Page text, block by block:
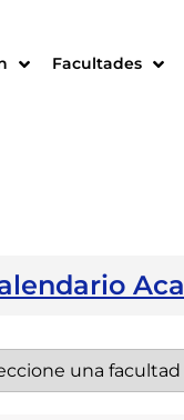
Facultades